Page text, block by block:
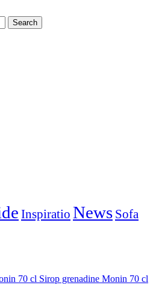
Search
Inspiratio News Sofa
Sirop grenadine Monin 70 cl